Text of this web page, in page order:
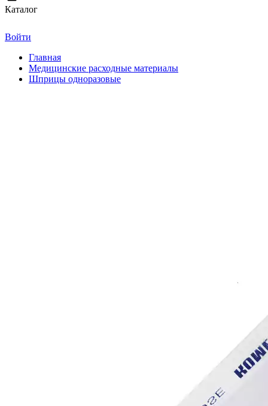
Каталог
Войти
Главная
Медицинские расходные материалы
Шприцы одноразовые